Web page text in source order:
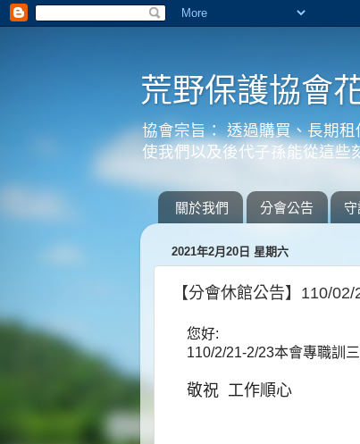
荒野保護協會
協會宗旨： 透過購買、長期
使我們以及後代子孫能從這些
關於我們 分會公告 守
2021年2月20日 星期六
【分會休館公告】110/02/
您好:
110/2/21-2/23本會專職訓
敬祝 工作順心